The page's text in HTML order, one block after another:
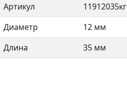
Артикул
11912035кг
Диаметр
12 мм
Длина
35 мм